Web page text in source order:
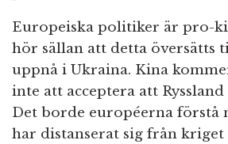
Europeiska politiker är pro-
hör sällan att detta översätts
uppnå i Ukraina. Kina
inte att acceptera att
Det borde européerna förstå
har distanserat sig från